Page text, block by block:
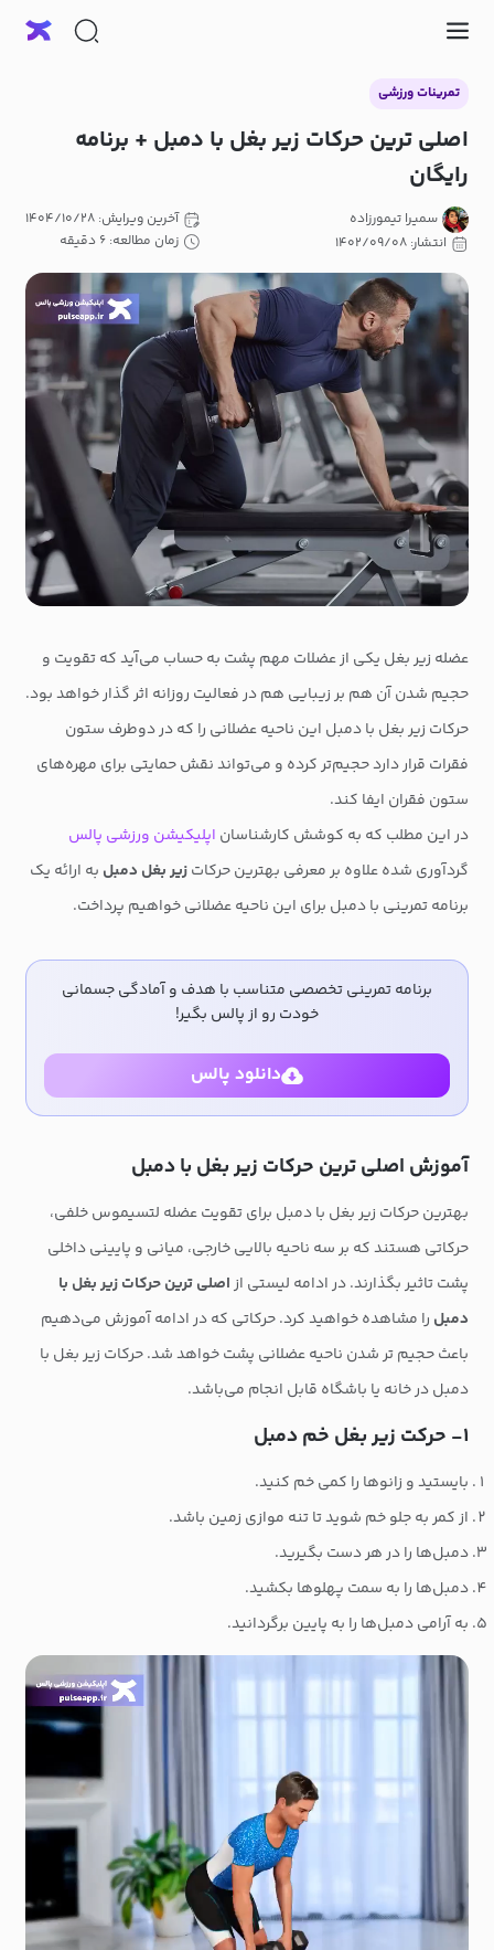
تمرینات ورزشی
اصلی ترین حرکات زیر بغل با دمبل + برنامه
رایگان
سمیرا تیمورزاده
انتشار: ۱۴۰۲/۰۹/۰۸
آخرین ویرایش: ۱۴۰۴/۱۰/۲۸
زمان مطالعه: ۶ دقیقه
عضله زیر بغل یکی از عضلات مهم پشت به حساب می‌آید که تقویت و
حجیم شدن آن هم بر زیبایی هم در فعالیت روزانه اثر گذار خواهد بود.
حرکات زیر بغل با دمبل این ناحیه عضلانی را که در دوطرف ستون
فقرات قرار دارد حجیم‌تر کرده و می‌تواند نقش حمایتی برای مهره‌های
ستون فقران ایفا کند.
در این مطلب که به کوشش کارشناسان اپلیکیشن ورزشی پالس
گردآوری شده علاوه بر معرفی بهترین حرکاتزیر بغل دمبل به ارائه یک
برنامه تمرینی با دمبل برای این ناحیه عضلانی خواهیم پرداخت.
برنامه تمرینی تخصصی متناسب با هدف و آمادگی جسمانی
خودت رو از پالس بگیر!
دانلود پالس
آموزش اصلی ترین حرکات زیر بغل با دمبل
بهترین حرکات زیر بغل با دمبل برای تقویت عضله لتسیموس خلفی،
حرکاتی هستند که بر سه ناحیه بالایی خارجی، میانی و پایینی داخلی
پشت تاثیر بگذارند. در ادامه لیستی ازاصلی ترین حرکات زیر بغل با
دمبل را مشاهده خواهید کرد. حرکاتی که در ادامه آموزش می‌دهیم
باعث حجیم تر شدن ناحیه عضلانی پشت خواهد شد. حرکات زیر بغل با
دمبل در خانه یا باشگاه قابل انجام می‌باشد.
۱- حرکت زیر بغل خم دمبل
بایستید و زانوها را کمی خم کنید.
از کمر به جلو خم شوید تا تنه موازی زمین باشد.
دمبل‌ها را در هر دست بگیرید.
دمبل‌ها را به سمت پهلوها بکشید.
به آرامی دمبل‌ها را به پایین برگردانید.